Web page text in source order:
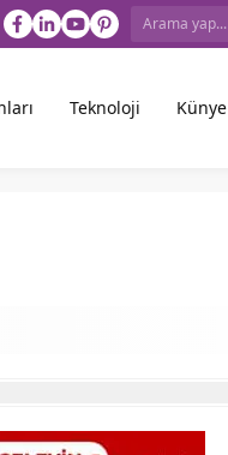
Teknoloji Künye